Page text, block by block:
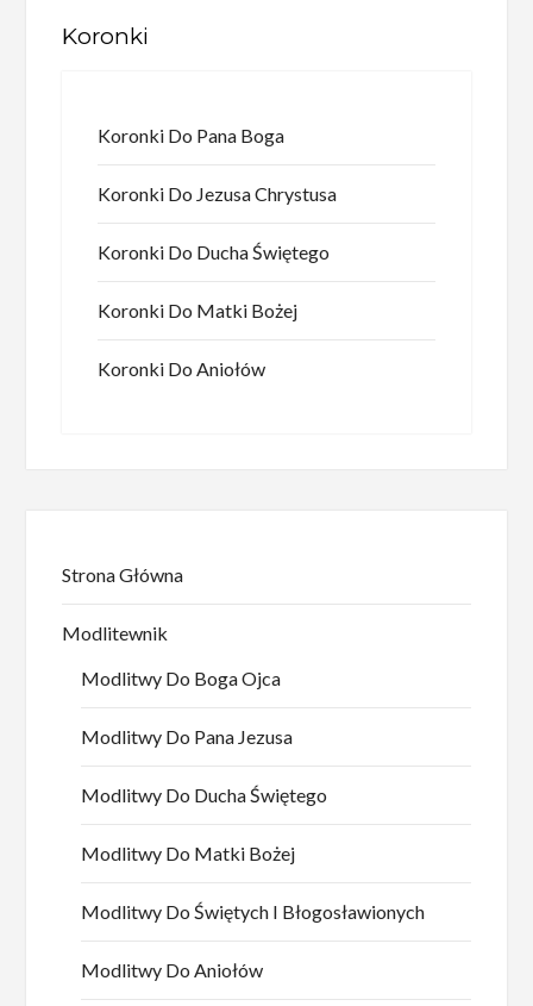
Koronki
Koronki Do Pana Boga
Koronki Do Jezusa Chrystusa
Koronki Do Ducha Świętego
Koronki Do Matki Bożej
Koronki Do Aniołów
Strona Główna
Modlitewnik
Modlitwy Do Boga Ojca
Modlitwy Do Pana Jezusa
Modlitwy Do Ducha Świętego
Modlitwy Do Matki Bożej
Modlitwy Do Świętych I Błogosławionych
Modlitwy Do Aniołów